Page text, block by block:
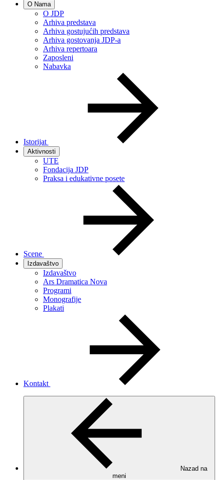
O Nama
O JDP
Arhiva predstava
Arhiva gostujućih predstava
Arhiva gostovanja JDP-a
Arhiva repertoara
Zaposleni
Nabavka
Istorijat
Aktivnosti
UTE
Fondacija JDP
Praksa i edukativne posete
Scene
Izdavaštvo
Izdavaštvo
Ars Dramatica Nova
Programi
Monografije
Plakati
Kontakt
Nazad na
meni